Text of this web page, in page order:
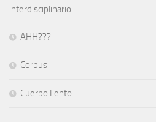
interdisciplinario
AHH???
Corpus
Cuerpo Lento